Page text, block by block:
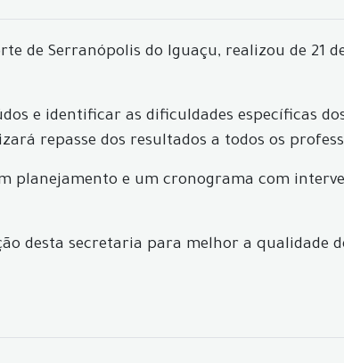
de Serranópolis do Iguaçu, realizou de 21
e identificar as dificuldades específicas
repasse dos resultados a todos os
planejamento e um cronograma com
desta secretaria para melhor a qualidade